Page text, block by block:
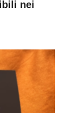
nei